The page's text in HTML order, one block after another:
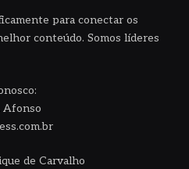
para conectar os
conteúdo. Somos líderes
Afonso
de Carvalho